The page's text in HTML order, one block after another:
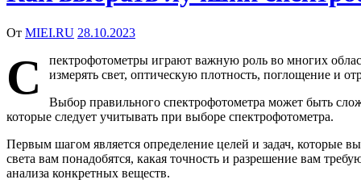
От MIEI.RU 28.10.2023
С
пектрофотометры играют важную роль во многих
измерять свет, оптическую плотность, поглощение и
Выбор правильного спектрофотометра может быть
которые следует учитывать при выборе спектрофотометра.
Первым шагом является определение целей и задач, которые
света вам понадобятся, какая точность и разрешение вам
анализа конкретных веществ.